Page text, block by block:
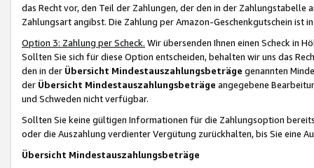
das Recht vor, den Teil der Zahlungen, der den in der
Zahlungsart angibst. Die Zahlung per Amazon-Geschenkgutschein ist
Option 3: Zahlung per Scheck. Wir übersenden Ihnen einen Scheck in
Sollten Sie sich für diese Option entscheiden, behalten wir uns das
den in der Übersicht Mindestauszahlungsbeträge genannten
der Übersicht Mindestauszahlungsbeträge angegebene
und Schweden nicht verfügbar.
Sollten Sie keine gültigen Informationen für die Zahlungsoption
oder die Auszahlung verdienter Vergütung zurückhalten, bis Sie
Übersicht Mindestauszahlungsbeträge